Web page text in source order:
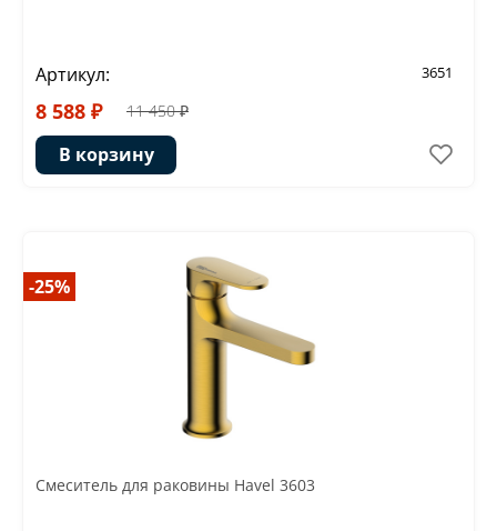
Артикул: 3651
8 588 ₽ 11 450 ₽
В корзину
-25%
Смеситель для раковины Havel 3603